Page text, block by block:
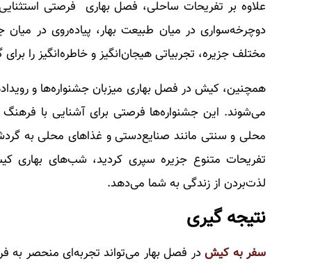
علاوه بر تفریحات ساحلی، فصل بهاری فرصتی
دوچرخه‌سواری در میان طبیعت بهار، پیاده‌روی در
مختلف جزیره، تجربیاتی هیجان‌انگیز و خاطره‌انگیز را
همچنین، کیش در فصل بهاری میزبان جشنواره‌ها و
می‌شوند. این جشنواره‌ها فرصتی برای آشنایی با
محلی و سنتی مانند صنایع‌دستی و غذاهای محلی به
تفریحات متنوع جزیره سپری کردید، شب‌های بهاری
لذت‌بردن از زندگی به شما می‌دهد.
نتیجه گیری
سفر به کیشدر فصل بهار می‌تواند تجربه‌ای منحصر به